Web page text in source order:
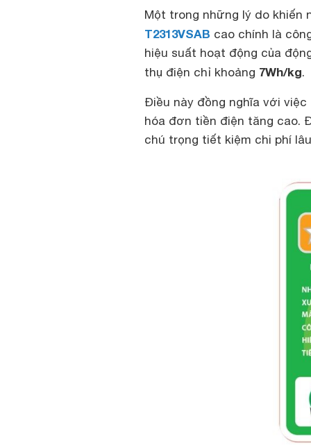
Một trong những lý do khiến
T2313VSAB cao chính là
hiệu suất hoạt động của
thụ điện chỉ khoảng 7Wh/kg.
Điều này đồng nghĩa với
hóa đơn tiền điện tăng cao.
chú trọng tiết kiệm chi phí